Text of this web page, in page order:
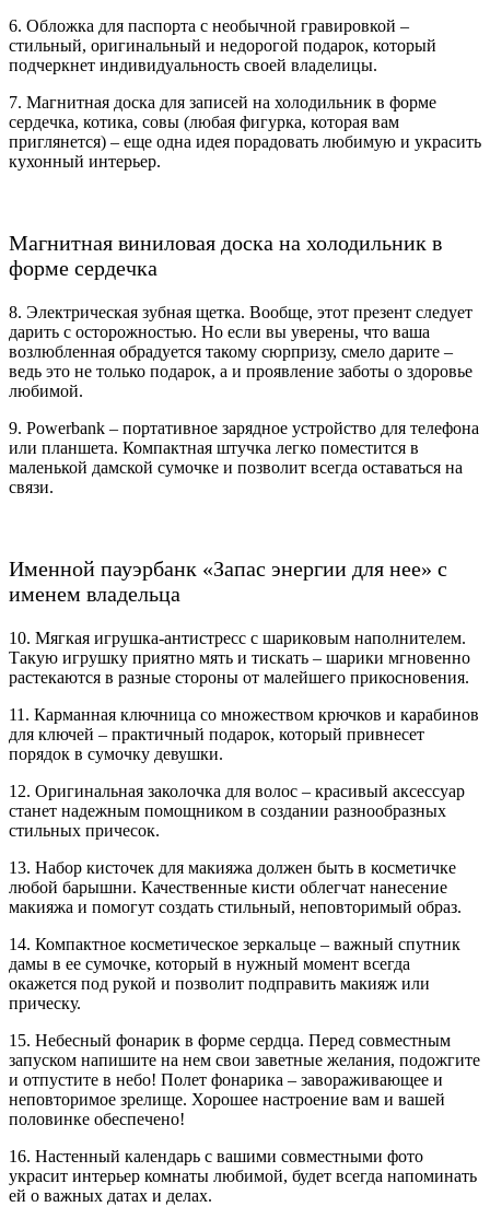
6. Обложка для паспорта с необычной гравировкой –
стильный, оригинальный и недорогой подарок, который
подчеркнет индивидуальность своей владелицы.
7. Магнитная доска для записей на холодильник в форме
сердечка, котика, совы (любая фигурка, которая вам
приглянется) – еще одна идея порадовать любимую и украсить
кухонный интерьер.
Магнитная виниловая доска на холодильник в
форме сердечка
8. Электрическая зубная щетка. Вообще, этот презент следует
дарить с осторожностью. Но если вы уверены, что ваша
возлюбленная обрадуется такому сюрпризу, смело дарите –
ведь это не только подарок, а и проявление заботы о здоровье
любимой.
9. Powerbank – портативное зарядное устройство для телефона
или планшета. Компактная штучка легко поместится в
маленькой дамской сумочке и позволит всегда оставаться на
связи.
Именной пауэрбанк «Запас энергии для нее» с
именем владельца
10. Мягкая игрушка-антистресс с шариковым наполнителем.
Такую игрушку приятно мять и тискать – шарики мгновенно
растекаются в разные стороны от малейшего прикосновения.
11. Карманная ключница со множеством крючков и карабинов
для ключей – практичный подарок, который привнесет
порядок в сумочку девушки.
12. Оригинальная заколочка для волос – красивый аксессуар
станет надежным помощником в создании разнообразных
стильных причесок.
13. Набор кисточек для макияжа должен быть в косметичке
любой барышни. Качественные кисти облегчат нанесение
макияжа и помогут создать стильный, неповторимый образ.
14. Компактное косметическое зеркальце – важный спутник
дамы в ее сумочке, который в нужный момент всегда
окажется под рукой и позволит подправить макияж или
прическу.
15. Небесный фонарик в форме сердца. Перед совместным
запуском напишите на нем свои заветные желания, подожгите
и отпустите в небо! Полет фонарика – завораживающее и
неповторимое зрелище. Хорошее настроение вам и вашей
половинке обеспечено!
16. Настенный календарь с вашими совместными фото
украсит интерьер комнаты любимой, будет всегда напоминать
ей о важных датах и делах.